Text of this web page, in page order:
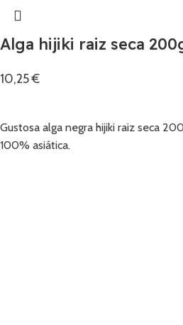
Alga hijiki raiz seca
10,25€
Gustosa alga negra hijiki raiz seca
100% asiática.